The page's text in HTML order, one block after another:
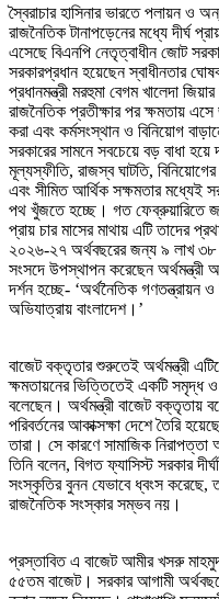
স্বৈরাচার হাসিনার ভারতে পলায়ন ও
রাজনৈতিক টানাপড়েনের মধ্যে দীর্ঘ
এসেছে বিএনপি নেতৃত্বাধীন জোট
সরকারপ্রধান হয়েছেন স্বাধীনতার
প্রধানমন্ত্রী মরহুমা বেগম খালেদা
রাজনৈতিক প্রতীক্ষার পর ক্ষমতায়
করা এবং কর্মসংস্থান ও বিনিয়োগ
সরকারের সামনে সবচেয়ে বড় বাধা
মূল্যস্ফীতি, রাজস্ব ঘাটতি,
এবং সীমিত আর্থিক সক্ষমতার মধ্যেই
পথ খুঁজতে হচ্ছে। গত ফেব্রুয়ারিতে
প্রায় চার মাসের মাথায় এটি তাদের
২০২৬-২৭ অর্থবছরের জন্য ৯ লাখ ৩৮
সংসদে উপস্থাপন করেছেন অর্থমন্ত্রী
দর্শন হচ্ছে- ‘অর্থনৈতিক গণতন্ত্রায়ন ও
অভিযাত্রায় বাংলাদেশ।’
বাজেট বক্তৃতার শুরুতেই অর্থমন্ত্রী
ক্ষমতায়নের ভিত্তিতেই একটি সমৃদ্ধ ও
বলেছেন। অর্থমন্ত্রী বাজেট
পরিবর্তনের আকাক্সক্ষা দেশে তৈরি
তারা। সে কারণে সামাজিক
তিনি বলেন, বিগত ফ্যাসিস্ট সরকার
সংস্কৃতির বুনন যেভাবে ধ্বংস
রাজনৈতিক সংস্কার সম্ভব নয়।
প্রস্তাবিত এ বাজেট আমীর খসরু
৫৫তম বাজেট। সরকার আগামী